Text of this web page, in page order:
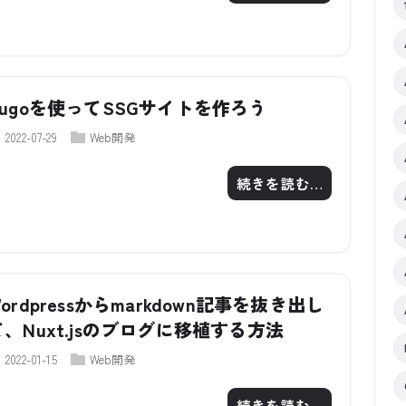
を使ってSSGサイトを作ろう
2022-07-29 Web開発
続きを読む…
からmarkdown記事を抜き出し
、Nuxt.jsのブログに移植する方法
2022-01-15 Web開発